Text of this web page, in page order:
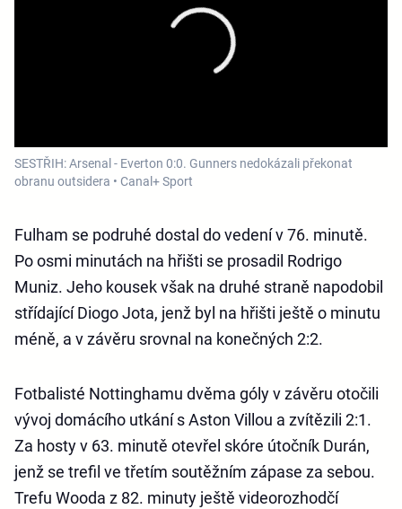
SESTŘIH: Arsenal - Everton 0:0. Gunners nedokázali překonat
obranu outsidera • Canal+ Sport
Fulham se podruhé dostal do vedení v 76. minutě.
Po osmi minutách na hřišti se prosadil Rodrigo
Muniz. Jeho kousek však na druhé straně napodobil
střídající Diogo Jota, jenž byl na hřišti ještě o minutu
méně, a v závěru srovnal na konečných 2:2.
Fotbalisté Nottinghamu dvěma góly v závěru otočili
vývoj domácího utkání s Aston Villou a zvítězili 2:1.
Za hosty v 63. minutě otevřel skóre útočník Durán,
jenž se trefil ve třetím soutěžním zápase za sebou.
Trefu Wooda z 82. minuty ještě videorozhodčí